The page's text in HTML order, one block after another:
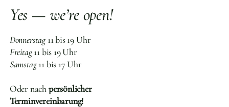
Yes — we’re open!
Donnerstag11 bis 19 Uhr
Freitag11 bis 19 Uhr
Samstag11 bis 17 Uhr
Oder nachpersönlicher
Terminvereinbarung!